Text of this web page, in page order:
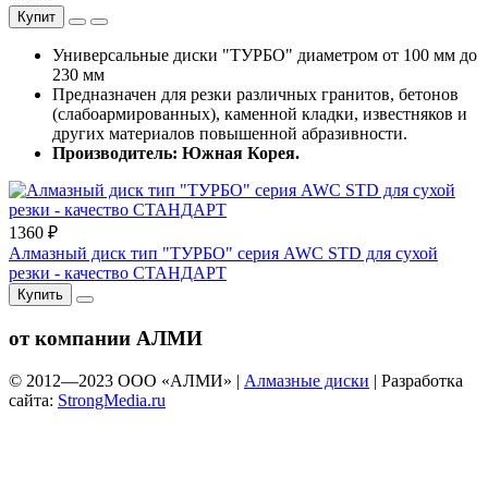
Купит
Универсальные диски "ТУРБО" диаметром от 100 мм до
230 мм
Предназначен для резки различных гранитов, бетонов
(слабоармированных), каменной кладки, известняков и
других материалов повышенной абразивности.
Производитель: Южная Корея.
1360 ₽
Алмазный диск тип "ТУРБО" серия AWC STD для сухой
резки - качество СТАНДАРТ
Купить
от компании АЛМИ
© 2012—2023 ООО «АЛМИ» | Алмазные диски | Разработка
сайта: StrongMedia.ru